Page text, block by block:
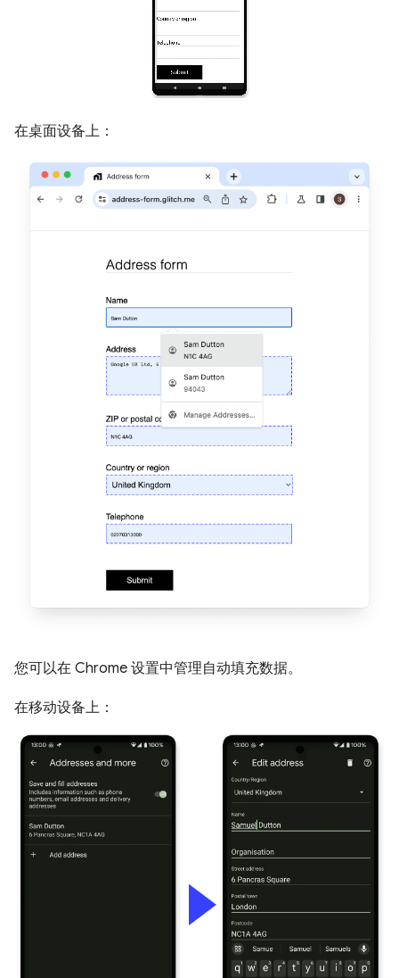
在桌面设备上：
您可以在 Chrome 设置中管理自动填充数据。
在移动设备上：